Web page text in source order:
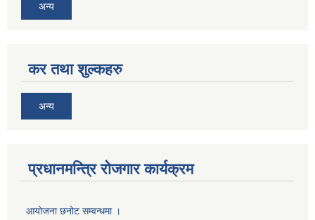
अन्य
कर तथा शुल्कहरु
अन्य
प्रधानमन्त्रि रोजगार कार्यक्रम
आयोजना छनोट सम्वन्धमा ।